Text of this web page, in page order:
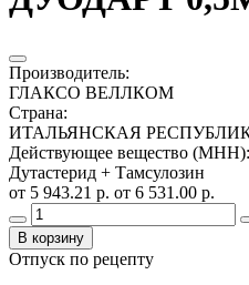
Производитель:
ГЛАКСО ВЕЛЛКОМ
Страна:
ИТАЛЬЯНСКАЯ
Действующее вещество (МНН):
Дутастерид + Тамсулозин
от 5 943.21 р. от 6 531.00 р.
В корзину
Отпуск по рецепту